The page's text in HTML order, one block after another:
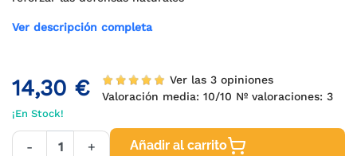
Ver descripción completa
14,30 €
Ver las 3 opiniones
Valoración media:10/10 Nº valoraciones:3
¡En Stock!
- + Añadir al carrito